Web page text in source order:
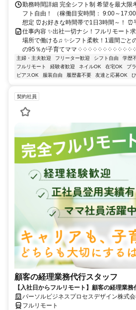
勤務時間詳細 完全シフト制 希望を最大限
フト自由！ （稼働目安時間： 9:00～
想定 ⏰お好きな時間帯で1日3時間～！ ⏰
仕事内容 ✨出社一切ナシ！フルリモート
場所で働ける♫ ✨シフト柔軟！1週間ごと
の95％が子育てママ ༶ ༶ ༶ ༶ ༶ ༶ ༶ ༶ ༶ ༶ ༶
主婦・主夫歓迎 フリーター歓迎 シフト自由 学歴
フルリモート
経験者歓迎 ネイルOK 在宅OK ブ
ピアスOK
服装自由 履歴書不要 友達と応募OK
契約社員
顧客の経理業務代行スタッフ
【入社日からフルリモート】顧客の経理業務
パーソルビジネスプロセスデザイン株式
フルリモート